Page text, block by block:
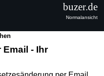
- Ihr
buzer.de
Normalansicht